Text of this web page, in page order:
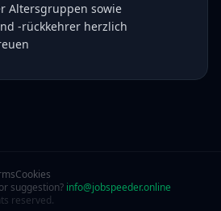
Altersgruppen sowie
-rückkehrer herzlich
Cookies
suggestion? info@jobspeeder.online
reserved.